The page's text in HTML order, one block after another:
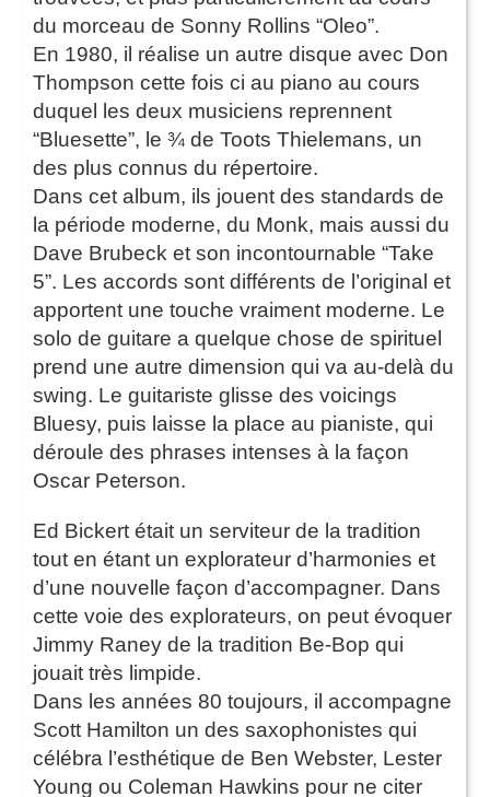
du morceau de Sonny Rollins “Oleo”.
En 1980, il réalise un autre disque avec Don
Thompson cette fois ci au piano au cours
duquel les deux musiciens reprennent
“Bluesette”, le ¾ de Toots Thielemans, un
des plus connus du répertoire.
Dans cet album, ils jouent des standards de
la période moderne, du Monk, mais aussi du
Dave Brubeck et son incontournable “Take
5”. Les accords sont différents de l’original et
apportent une touche vraiment moderne. Le
solo de guitare a quelque chose de spirituel
prend une autre dimension qui va au-delà du
swing. Le guitariste glisse des voicings
Bluesy, puis laisse la place au pianiste, qui
déroule des phrases intenses à la façon
Oscar Peterson.
Ed Bickert était un serviteur de la tradition
tout en étant un explorateur d’harmonies et
d’une nouvelle façon d’accompagner. Dans
cette voie des explorateurs, on peut évoquer
Jimmy Raney de la tradition Be-Bop qui
jouait très limpide.
Dans les années 80 toujours, il accompagne
Scott Hamilton un des saxophonistes qui
célébra l’esthétique de Ben Webster, Lester
Young ou Coleman Hawkins pour ne citer